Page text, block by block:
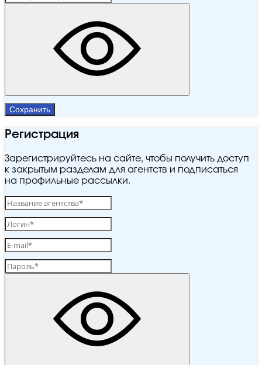
Сохранить
Регистрация
Зарегистрируйтесь на сайте, чтобы получить доступ
к закрытым разделам для агентств и подписаться
на профильные рассылки.